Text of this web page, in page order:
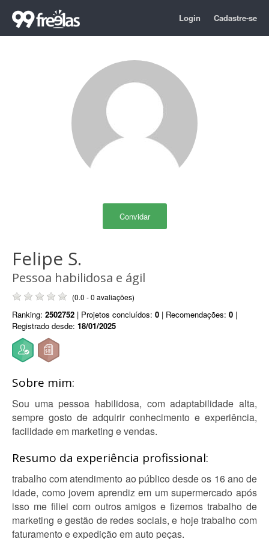
Login Cadastre-se
Convidar
Felipe S.
Pessoa habilidosa e ágil
(0.0 - 0 avaliações)
Ranking: 2502752 | Projetos concluídos: 0 | Recomendações: 0 |
Registrado desde: 18/01/2025
Sobre mim:
Sou uma pessoa habilidosa, com adaptabilidade alta,
sempre gosto de adquirir conhecimento e experiência,
facilidade em marketing e vendas.
Resumo da experiência profissional:
trabalho com atendimento ao público desde os 16 ano de
idade, como jovem aprendiz em um supermercado após
isso me filiei com outros amigos e fizemos trabalho de
marketing e gestão de redes sociais, e hoje trabalho com
faturamento e expedição em auto peças.